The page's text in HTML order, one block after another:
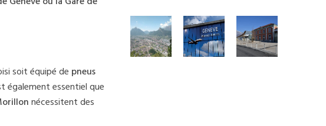
soit équipé de pneus
également essentiel que
nécessitent des